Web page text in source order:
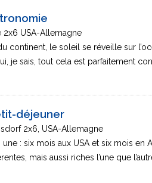
2x6 USA-Allemagne
continent, le soleil se réveille sur
je sais, tout cela est parfaitement
déjeuner
2x6, USA-Allemagne
: six mois aux USA et six mois en
mais aussi riches l’une que l’autre.